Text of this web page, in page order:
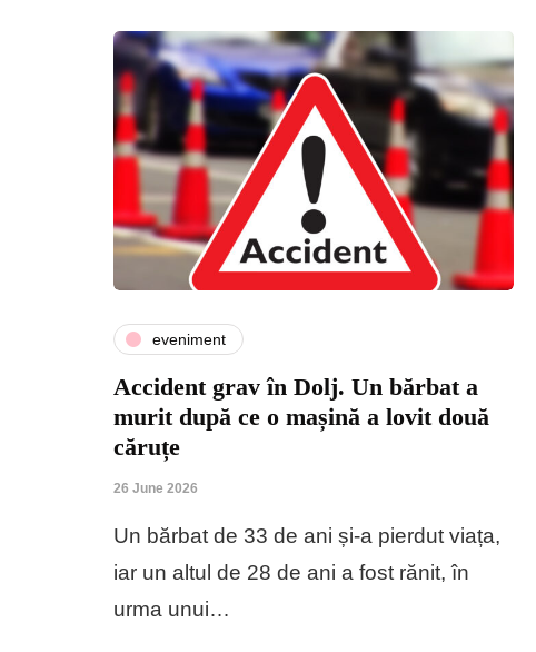
eveniment
Accident grav în Dolj. Un bărbat a
murit după ce o mașină a lovit două
căruțe
26 June 2026
Un bărbat de 33 de ani și-a pierdut viața,
iar un altul de 28 de ani a fost rănit, în
urma unui…